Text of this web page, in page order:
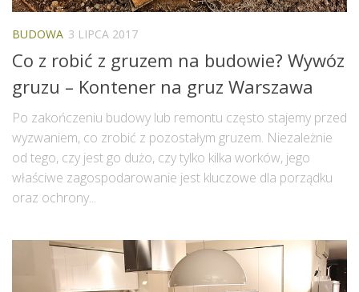
BUDOWA 3 LIPCA 2017
Co z robić z gruzem na budowie? Wywóz
gruzu – Kontener na gruz Warszawa
Po zakończeniu budowy lub remontu często stajemy przed
wyzwaniem, co zrobić z pozostałym gruzem. Niezależnie
od tego, czy jest go dużo, czy tylko kilka worków, jego
właściwe zagospodarowanie jest kluczowe dla porządku
oraz ochrony...